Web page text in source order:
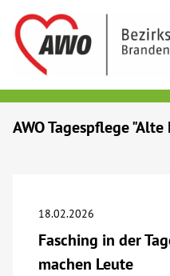
Beratung & Hilfe
AWO Tagespflege
18.02.2026
Fasching in der
machen Leute